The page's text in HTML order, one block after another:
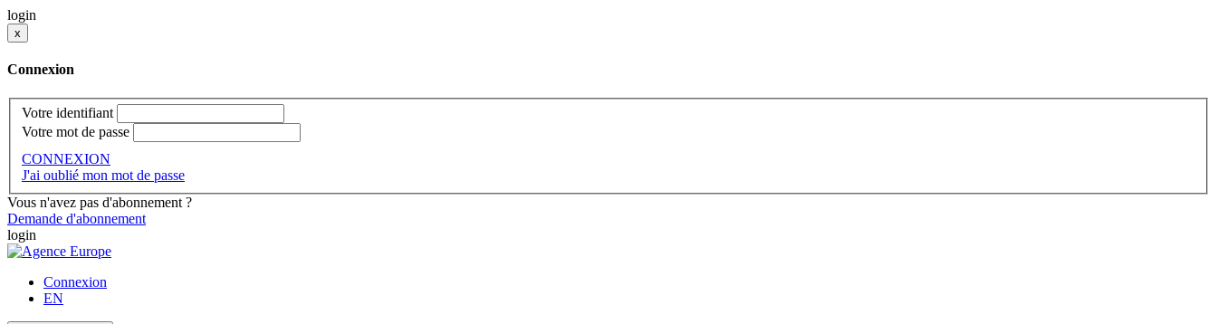
login
x
Connexion
Votre identifiant
Votre mot de passe
CONNEXION
J'ai oublié mon mot de passe
Vous n'avez pas d'abonnement ?
Demande d'abonnement
login
Connexion
EN